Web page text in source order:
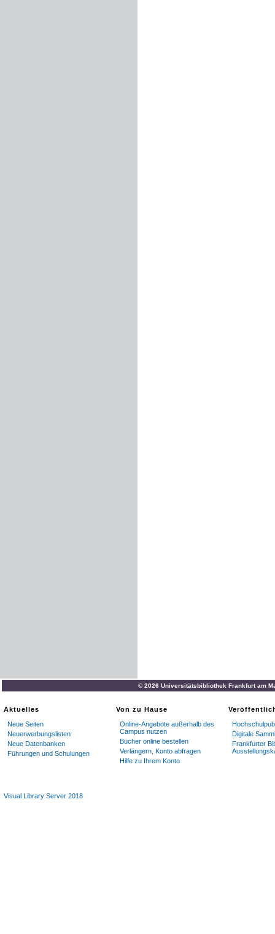
© 2026 Universitätsbibliothek Frankfurt am
Aktuelles
Neue Seiten
Neuerwerbungslisten
Neue Datenbanken
Führungen und Schulungen
Von zu Hause
Online-Angebote außerhalb des
Campus nutzen
Bücher online bestellen
Verlängern, Konto abfragen
Hilfe zu Ihrem Konto
Digitale
Frankfurter
Visual Library Server 2018